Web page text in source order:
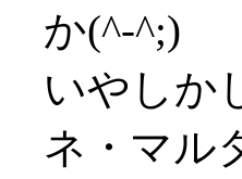
か(^-^;)
いやしか
ネ・マル